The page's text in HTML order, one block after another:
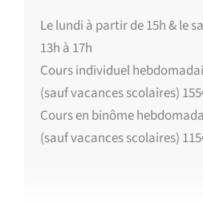
Le lundi à partir de 15h & le
13h à 17h
Cours individuel
(sauf vacances scolaires)
Cours en binôme
(sauf vacances scolaires)